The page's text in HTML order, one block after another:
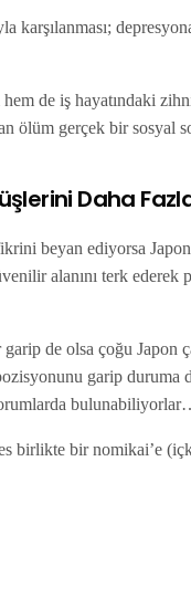
karşılanması;
de iş hayatındaki
ölüm gerçek bir sosyal
Daha
beyan ediyorsa Japon
alanını terk ederek
de olsa çoğu Japon
garip duruma
birlikte bir nomikai’e